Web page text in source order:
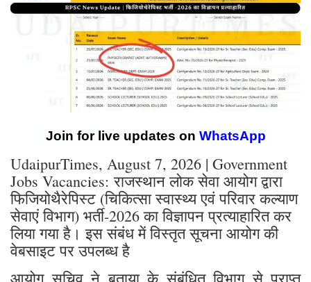
Join for live updates onWhatsApp
UdaipurTimes, August 7, 2026 | Government
Jobs Vacancies: राजस्थान लोक सेवा आयोग द्वारा
फिजियोथैरेपिस्ट (चिकित्सा स्वास्थ्य एवं परिवार कल्याण
सेवाएं विभाग) भर्ती-2026 का विज्ञापन प्रत्याहारित कर
लिया गया है। इस संबंध में विस्तृत सूचना आयोग की
वेबसाइट पर उपलब्ध है